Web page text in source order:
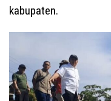
kabupaten.